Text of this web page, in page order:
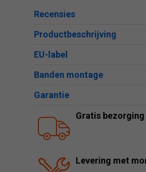
Recensies
Productbeschrijving
EU-label
Banden montage
Garantie
Gratis bezorging
Levering met